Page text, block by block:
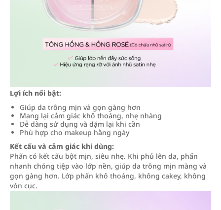
Lợi ích nổi bật:
Giúp da trông mịn và gọn gàng hơn
Mang lại cảm giác khô thoáng, nhẹ nhàng
Dễ dàng sử dụng và dặm lại khi cần
Phù hợp cho makeup hằng ngày
Kết cấu và cảm giác khi dùng:
Phấn có kết cấu bột mịn, siêu nhẹ. Khi phủ lên da, phấn
nhanh chóng tiệp vào lớp nền, giúp da trông mịn màng và
gọn gàng hơn. Lớp phấn khô thoáng, không cakey, không
vón cục.